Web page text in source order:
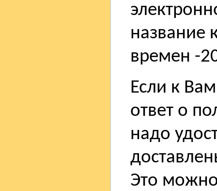
название
времен -
Если к
ответ о
надо
Это